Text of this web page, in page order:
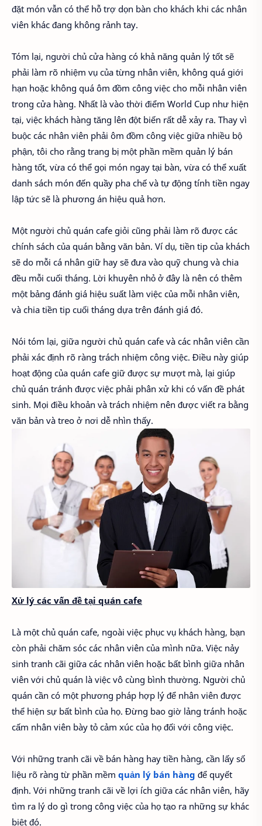
đặt món vẫn có thể hỗ trợ dọn bàn cho khách khi các nhân
viên khác đang không rảnh tay.
Tóm lại, người chủ cửa hàng có khả năng quản lý tốt sẽ
phải làm rõ nhiệm vụ của từng nhân viên, không quá giới
hạn hoặc không quá ôm đồm công việc cho mỗi nhân viên
trong cửa hàng. Nhất là vào thời điểm World Cup như hiện
tại, việc khách hàng tăng lên đột biến rất dễ xảy ra. Thay vì
buộc các nhân viên phải ôm đồm công việc giữa nhiều bộ
phận, tôi cho rằng trang bị một phần mềm quản lý bán
hàng tốt, vừa có thể gọi món ngay tại bàn, vừa có thể xuất
danh sách món đến quầy pha chế và tự động tính tiền ngay
lập tức sẽ là phương án hiệu quả hơn.
Một người chủ quán cafe giỏi cũng phải làm rõ được các
chính sách của quán bằng văn bản. Ví dụ, tiền tip của khách
sẽ do mỗi cá nhân giữ hay sẽ đưa vào quỹ chung và chia
đều mỗi cuối tháng. Lời khuyên nhỏ ở đây là nên có thêm
một bảng đánh giá hiệu suất làm việc của mỗi nhân viên,
và chia tiền tip cuối tháng dựa trên đánh giá đó.
Nói tóm lại, giữa người chủ quán cafe và các nhân viên cần
phải xác định rõ ràng trách nhiệm công việc. Điều này giúp
hoạt động của quán cafe giữ được sự mượt mà, lại giúp
chủ quán tránh được việc phải phân xử khi có vấn đề phát
sinh. Mọi điều khoản và trách nhiệm nên được viết ra bằng
văn bản và treo ở nơi dễ nhìn thấy.
Xử lý các vấn đề tại quán cafe
Là một chủ quán cafe, ngoài việc phục vụ khách hàng, bạn
còn phải chăm sóc các nhân viên của mình nữa. Việc nảy
sinh tranh cãi giữa các nhân viên hoặc bất bình giữa nhân
viên với chủ quán là việc vô cùng bình thường. Người chủ
quán cần có một phương pháp hợp lý để nhân viên được
thể hiện sự bất bình của họ. Đừng bao giờ lảng tránh hoặc
cấm nhân viên bày tỏ cảm xúc của họ đối với công việc.
Với những tranh cãi về bán hàng hay tiền hàng, cần lấy số
liệu rõ ràng từ phần mềm quản lý bán hàng để quyết
định. Với những tranh cãi về lợi ích giữa các nhân viên, hãy
tìm ra lý do gì trong công việc của họ tạo ra những sự khác
biệt đó.